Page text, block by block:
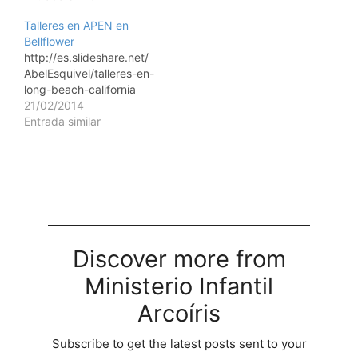
Talleres en APEN en
Bellflower
http://es.slideshare.net/
AbelEsquivel/talleres-en-
long-beach-california
21/02/2014
Entrada similar
Discover more from
Ministerio Infantil
Arcoíris
Subscribe to get the latest posts sent to your